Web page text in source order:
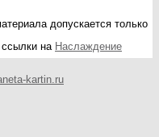
допускается только
ссылки на Наслаждение
kartin.ru